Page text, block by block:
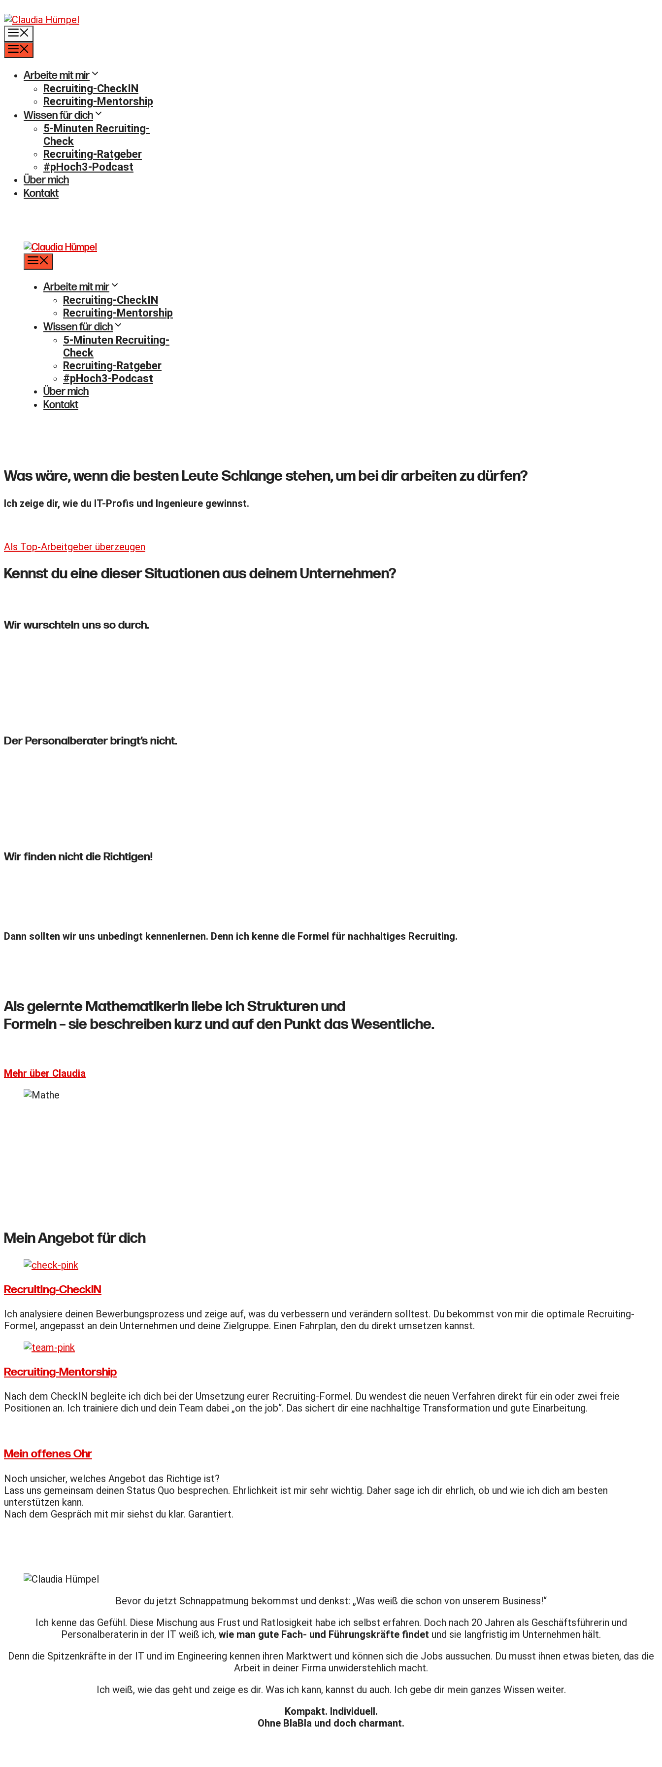
Inhalt
springen
Arbeite mit mir
Recruiting-CheckIN
Recruiting-Mentorship
Wissen für dich
5-Minuten Recruiting-
Check
Recruiting-Ratgeber
#pHoch3-Podcast
Über mich
Kontakt
Arbeite mit mir
Recruiting-CheckIN
Recruiting-Mentorship
Wissen für dich
5-Minuten Recruiting-
Check
Recruiting-Ratgeber
#pHoch3-Podcast
Über mich
Kontakt
Was wäre, wenn die besten Leute Schlange stehen, um bei dir arbeiten zu dürfen?
Ich zeige dir, wie du IT-Profis und Ingenieure gewinnst.
Als Top-Arbeitgeber überzeugen
Kennst du eine dieser Situationen aus deinem Unternehmen?
Wir wurschteln uns so durch.
Der Personalberater bringt’s nicht.
Wir finden nicht die Richtigen!
Dann sollten wir uns unbedingt kennenlernen. Denn ich kenne die Formel für nachhaltiges Recruiting.
Als gelernte Mathematikerin liebe ich Strukturen und
Formeln – sie beschreiben kurz und auf den Punkt das Wesentliche.
Mehr über Claudia
Mein Angebot für dich
Recruiting-CheckIN
Ich analysiere deinen Bewerbungsprozess und zeige auf, was du verbessern und verändern solltest. Du bekommst von mir die optimale Recruiting-
Formel, angepasst an dein Unternehmen und deine Zielgruppe. Einen Fahrplan, den du direkt umsetzen kannst.
Recruiting-Mentorship
Nach dem CheckIN begleite ich dich bei der Umsetzung eurer Recruiting-Formel. Du wendest die neuen Verfahren direkt für ein oder zwei freie
Positionen an. Ich trainiere dich und dein Team dabei „on the job“. Das sichert dir eine nachhaltige Transformation und gute Einarbeitung.
Mein offenes Ohr
Noch unsicher, welches Angebot das Richtige ist?
Lass uns gemeinsam deinen Status Quo besprechen. Ehrlichkeit ist mir sehr wichtig. Daher sage ich dir ehrlich, ob und wie ich dich am besten
unterstützen kann.
Nach dem Gespräch mit mir siehst du klar. Garantiert.
Bevor du jetzt Schnappatmung bekommst und denkst: „Was weiß die schon von unserem Business!“
Ich kenne das Gefühl. Diese Mischung aus Frust und Ratlosigkeit habe ich selbst erfahren. Doch nach 20 Jahren als Geschäftsführerin und
Personalberaterin in der IT weiß ich, wie man gute Fach- und Führungskräfte findet und sie langfristig im Unternehmen hält.
Denn die Spitzenkräfte in der IT und im Engineering kennen ihren Marktwert und können sich die Jobs aussuchen. Du musst ihnen etwas bieten, das die
Arbeit in deiner Firma unwiderstehlich macht.
Ich weiß, wie das geht und zeige es dir. Was ich kann, kannst du auch. Ich gebe dir mein ganzes Wissen weiter.
Kompakt. Individuell.
Ohne BlaBla und doch charmant.